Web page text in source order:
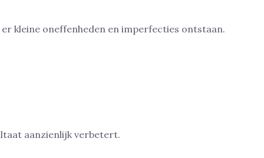
kleine oneffenheden en imperfecties ontstaan.
aanzienlijk verbetert.